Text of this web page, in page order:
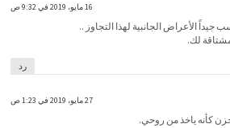
16 مايو، 2019 في 9:32 ص
الأعراض الجانبية لهذا التجاوز ..
لك.
رد
27 مايو، 2019 في 1:23 ص
كأنه ياخذ من روحي.